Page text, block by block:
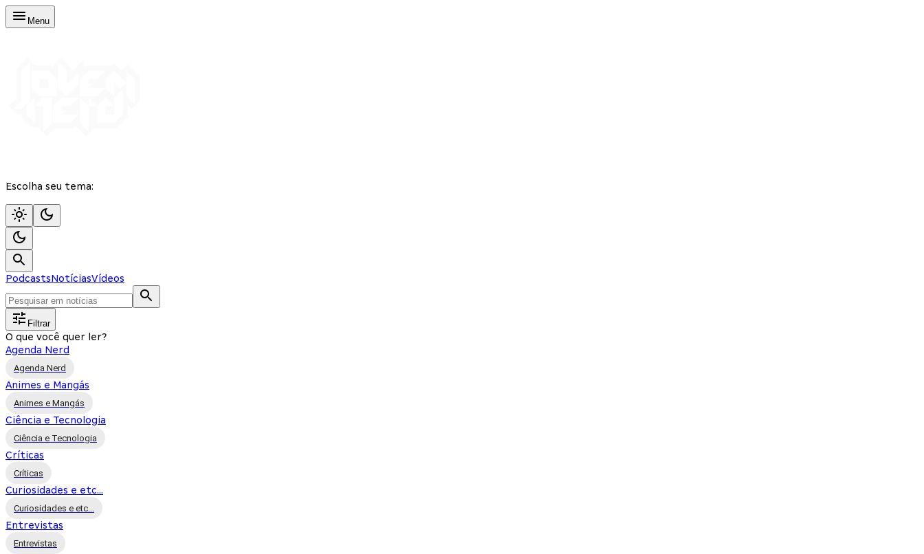
Menu
Escolha seu tema:
PodcastsNotíciasVídeos
Filtrar
O que você quer ler?
Agenda Nerd
Agenda Nerd
Animes e Mangás
Animes e Mangás
Ciência e Tecnologia
Ciência e Tecnologia
Críticas
Críticas
Curiosidades e etc...
Curiosidades e etc...
Entrevistas
Entrevistas